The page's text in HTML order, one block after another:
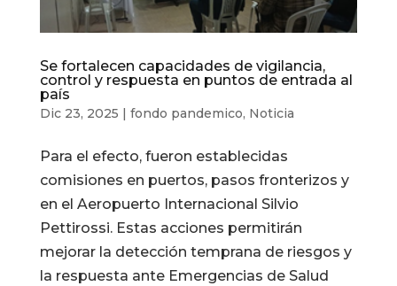
Se fortalecen capacidades de vigilancia,
control y respuesta en puntos de entrada al
país
Dic 23, 2025 | fondo pandemico, Noticia
Para el efecto, fueron establecidas
comisiones en puertos, pasos fronterizos y
en el Aeropuerto Internacional Silvio
Pettirossi. Estas acciones permitirán
mejorar la detección temprana de riesgos y
la respuesta ante Emergencias de Salud